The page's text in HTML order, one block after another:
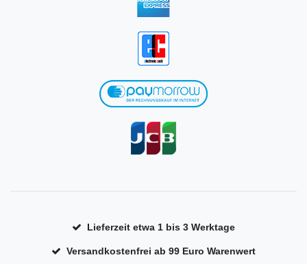
Lieferzeit etwa 1 bis 3 Werktage
Versandkostenfrei ab 99 Euro Warenwert